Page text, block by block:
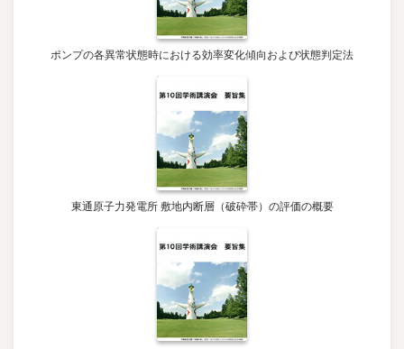
ポンプの各異常状態時における効率変化傾向および状態判定法
東通原子力発電所 敷地内断層（破砕帯）の評価の概要